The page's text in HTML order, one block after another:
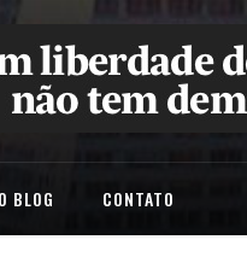
BLOG CONTATO